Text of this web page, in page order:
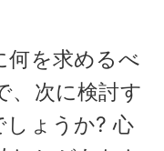
何を求めるべ
、次に検討す
しょうか? 心